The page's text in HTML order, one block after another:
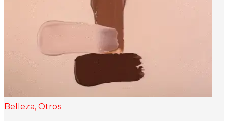
Belleza, Otros